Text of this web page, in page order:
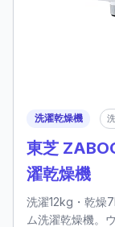
洗濯乾燥機
東芝
濯乾燥機
洗濯12kg・乾燥
ム洗濯乾燥機。